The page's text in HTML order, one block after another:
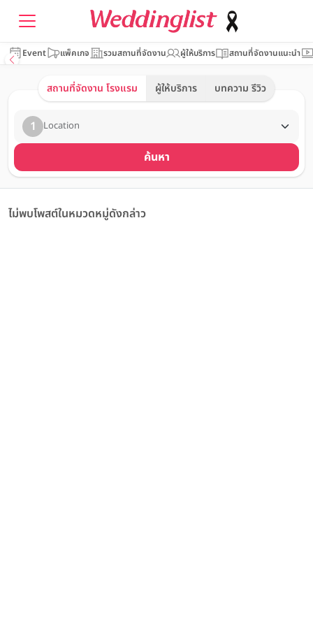
Event แพ็คเกจ รวมสถานที่จัดงาน ผู้ให้บริการ สถานที่จัดงานแนะนำ
สถานที่จัดงาน โรงแรม ผู้ให้บริการ บทความ รีวิว
1 Location
ค้นหา
ไม่พบโพสต์ในหมวดหมู่ดังกล่าว